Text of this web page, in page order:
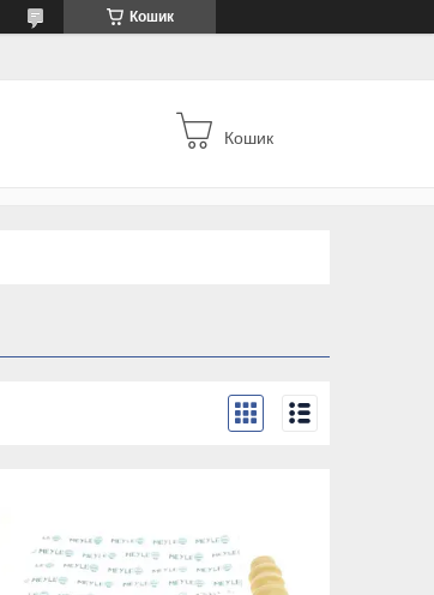
Кошик
Кошик